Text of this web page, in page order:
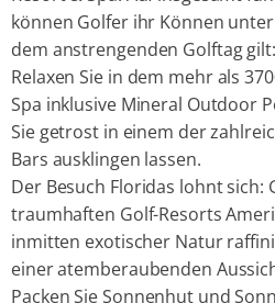
können Golfer ihr Können
dem anstrengenden Golftag
Relaxen Sie in dem mehr als
Spa inklusive Mineral Outdoor
Sie getrost in einem der
Bars ausklingen lassen.
Der Besuch Floridas lohnt sich:
traumhaften Golf-Resorts
inmitten exotischer Natur
einer atemberaubenden
Packen Sie Sonnenhut und